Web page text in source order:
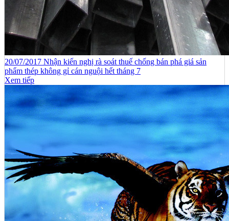
20/07/2017 Nhận kiến nghị rà soát thuế chống bán phá giá sản
phẩm thép không gỉ cán nguội hết tháng 7
Xem tiếp